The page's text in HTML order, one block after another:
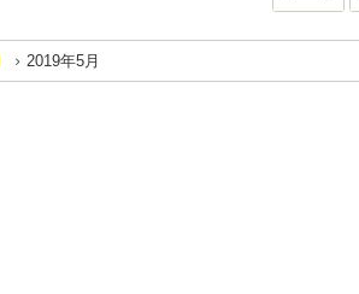
Home
2019年5月